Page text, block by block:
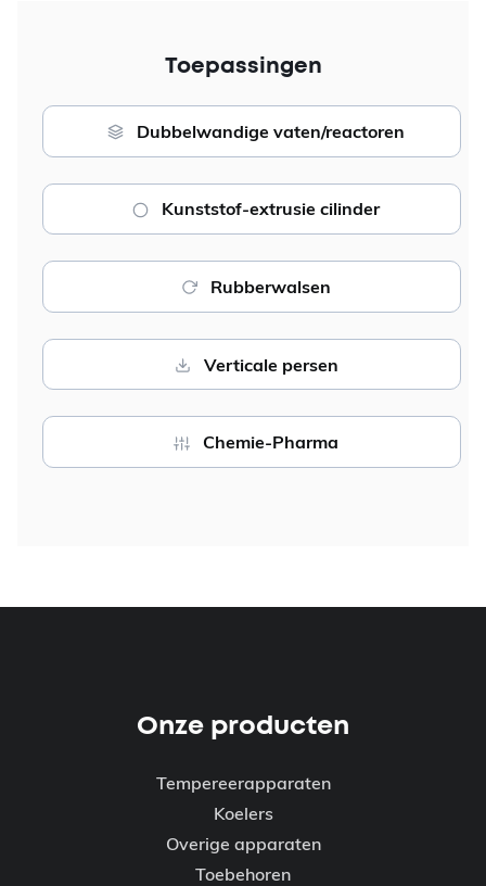
Toepassingen
Dubbelwandige vaten/reactoren
Kunststof-extrusie cilinder
Rubberwalsen
Verticale persen
Chemie-Pharma
Onze producten
Tempereerapparaten
Koelers
Overige apparaten
Toebehoren